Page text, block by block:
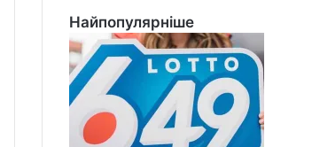
Найпопулярніше